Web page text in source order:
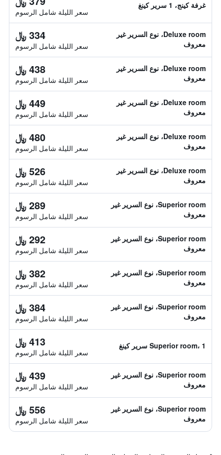
غرفة كينج، 1 سرير كينغ
سعر الليلة شامل الرسوم
Deluxe room، نوع السرير غير
معروف
334 ﷼
سعر الليلة شامل الرسوم
Deluxe room، نوع السرير غير
معروف
438 ﷼
سعر الليلة شامل الرسوم
Deluxe room، نوع السرير غير
معروف
449 ﷼
سعر الليلة شامل الرسوم
Deluxe room، نوع السرير غير
معروف
480 ﷼
سعر الليلة شامل الرسوم
Deluxe room، نوع السرير غير
معروف
526 ﷼
سعر الليلة شامل الرسوم
Superior room، نوع السرير غير
معروف
289 ﷼
سعر الليلة شامل الرسوم
Superior room، نوع السرير غير
معروف
292 ﷼
سعر الليلة شامل الرسوم
Superior room، نوع السرير غير
معروف
382 ﷼
سعر الليلة شامل الرسوم
Superior room، نوع السرير غير
معروف
384 ﷼
سعر الليلة شامل الرسوم
Superior room، 1 سرير كينغ 413 ﷼
سعر الليلة شامل الرسوم
Superior room، نوع السرير غير
معروف
439 ﷼
سعر الليلة شامل الرسوم
Superior room، نوع السرير غير
معروف
556 ﷼
سعر الليلة شامل الرسوم